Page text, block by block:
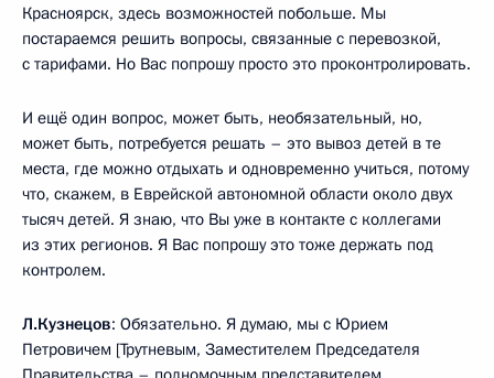
Красноярск, здесь возможностей побольше. Мы
постараемся решить вопросы, связанные с перевозкой,
с тарифами. Но Вас попрошу просто это проконтролировать.
И ещё один вопрос, может быть, необязательный, но,
может быть, потребуется решать – это вывоз детей в те
места, где можно отдыхать и одновременно учиться, потому
что, скажем, в Еврейской автономной области около двух
тысяч детей. Я знаю, что Вы уже в контакте с коллегами
из этих регионов. Я Вас попрошу это тоже держать под
контролем.
Л.Кузнецов: Обязательно. Я думаю, мы с Юрием
Петровичем [Трутневым, Заместителем Председателя